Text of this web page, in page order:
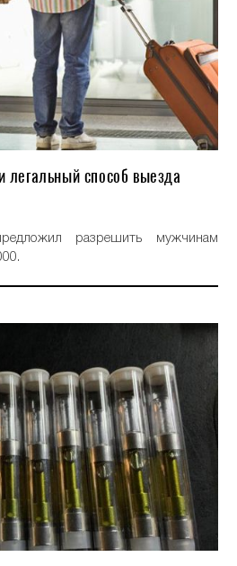
способ выезда
разрешить мужчинам